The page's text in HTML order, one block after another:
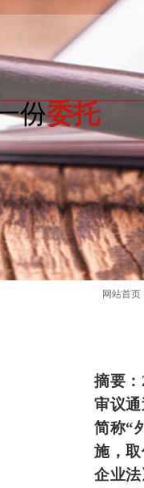
份委托
网站首页
摘要
审议
简称“
施，
企业